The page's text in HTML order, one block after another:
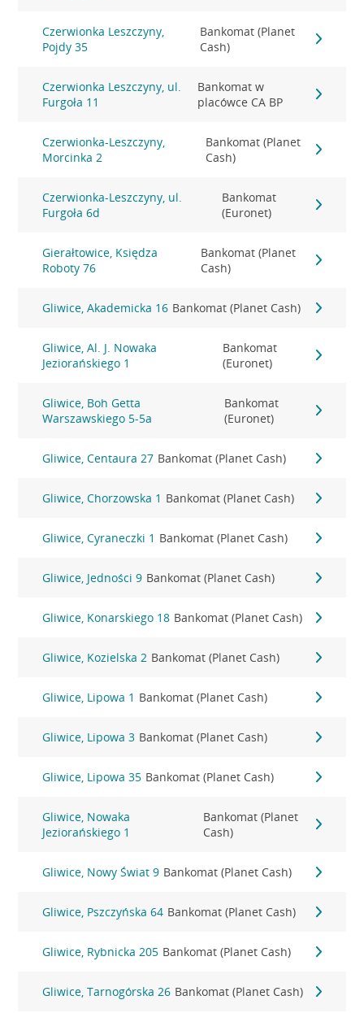
Czerwionka Leszczyny,
Pojdy 35
Bankomat (Planet
Cash)
Czerwionka Leszczyny, ul.
Furgoła 11
Bankomat w
placówce CA BP
Czerwionka-Leszczyny,
Morcinka 2
Bankomat (Planet
Cash)
Czerwionka-Leszczyny, ul.
Furgoła 6d
Bankomat
(Euronet)
Gierałtowice, Księdza
Roboty 76
Bankomat (Planet
Cash)
Gliwice, Akademicka 16 Bankomat (Planet Cash)
Gliwice, Al. J. Nowaka
Jeziorańskiego 1
Bankomat
(Euronet)
Gliwice, Boh Getta
Warszawskiego 5-5a
Bankomat
(Euronet)
Gliwice, Centaura 27 Bankomat (Planet Cash)
Gliwice, Chorzowska 1 Bankomat (Planet Cash)
Gliwice, Cyraneczki 1 Bankomat (Planet Cash)
Gliwice, Jedności 9 Bankomat (Planet Cash)
Gliwice, Konarskiego 18 Bankomat (Planet Cash)
Gliwice, Kozielska 2 Bankomat (Planet Cash)
Gliwice, Lipowa 1 Bankomat (Planet Cash)
Gliwice, Lipowa 3 Bankomat (Planet Cash)
Gliwice, Lipowa 35 Bankomat (Planet Cash)
Gliwice, Nowaka
Jeziorańskiego 1
Bankomat (Planet
Cash)
Gliwice, Nowy Świat 9 Bankomat (Planet Cash)
Gliwice, Pszczyńska 64 Bankomat (Planet Cash)
Gliwice, Rybnicka 205 Bankomat (Planet Cash)
Gliwice, Tarnogórska 26 Bankomat (Planet Cash)